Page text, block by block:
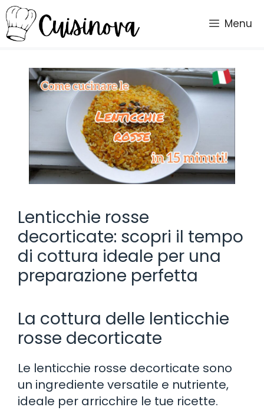
Vai
al
contenuto
Menu
Lenticchie rosse
decorticate: scopri il tempo
di cottura ideale per una
preparazione perfetta
La cottura delle lenticchie
rosse decorticate
Le lenticchie rosse decorticate sono
un ingrediente versatile e nutriente,
ideale per arricchire le tue ricette.